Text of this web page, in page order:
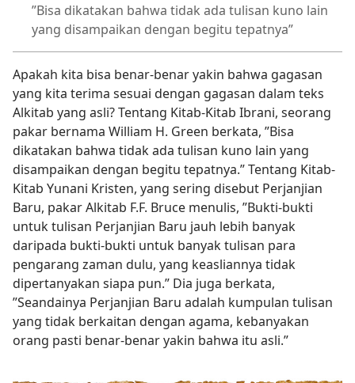
”Bisa dikatakan bahwa tidak ada tulisan kuno lain
yang disampaikan dengan begitu tepatnya”
Apakah kita bisa benar-benar yakin bahwa gagasan
yang kita terima sesuai dengan gagasan dalam teks
Alkitab yang asli? Tentang Kitab-Kitab Ibrani, seorang
pakar bernama William H. Green berkata, ”Bisa
dikatakan bahwa tidak ada tulisan kuno lain yang
disampaikan dengan begitu tepatnya.” Tentang Kitab-
Kitab Yunani Kristen, yang sering disebut Perjanjian
Baru, pakar Alkitab F.F. Bruce menulis, ”Bukti-bukti
untuk tulisan Perjanjian Baru jauh lebih banyak
daripada bukti-bukti untuk banyak tulisan para
pengarang zaman dulu, yang keasliannya tidak
dipertanyakan siapa pun.” Dia juga berkata,
”Seandainya Perjanjian Baru adalah kumpulan tulisan
yang tidak berkaitan dengan agama, kebanyakan
orang pasti benar-benar yakin bahwa itu asli.”